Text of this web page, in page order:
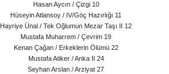
Hasan Aycın / Çizgi 10
Hüseyin Atlansoy / IV/Göç Hazırlığı 11
Hayriye Ünal / Tek Oğlumun Mezar Taşı II 12
Mustafa Muharrem / Çevrim 19
Kenan Çağan / Erkeklerin Ölümü 22
Mustafa Atiker / Anka II 24
Seyhan Arslan / Arziyat 27